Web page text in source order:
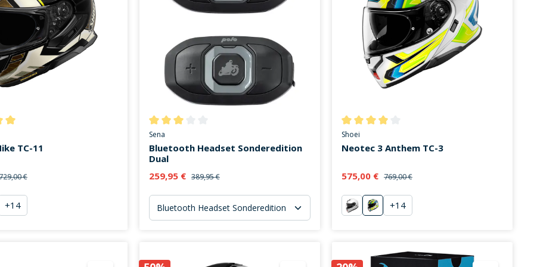
TC-11
€
TC-11
+14
Durchschnittliche Bewertung von 3 von 5 Sternen
Sena
Bluetooth Headset Sonderedition
Dual
259,95 € 389,95 €
Durchschnittliche Bewertung von 3.9 von 5
Shoei
Neotec 3 Anthem TC-3
575,00 € 769,00 €
weiß Anthem TC-3
+14